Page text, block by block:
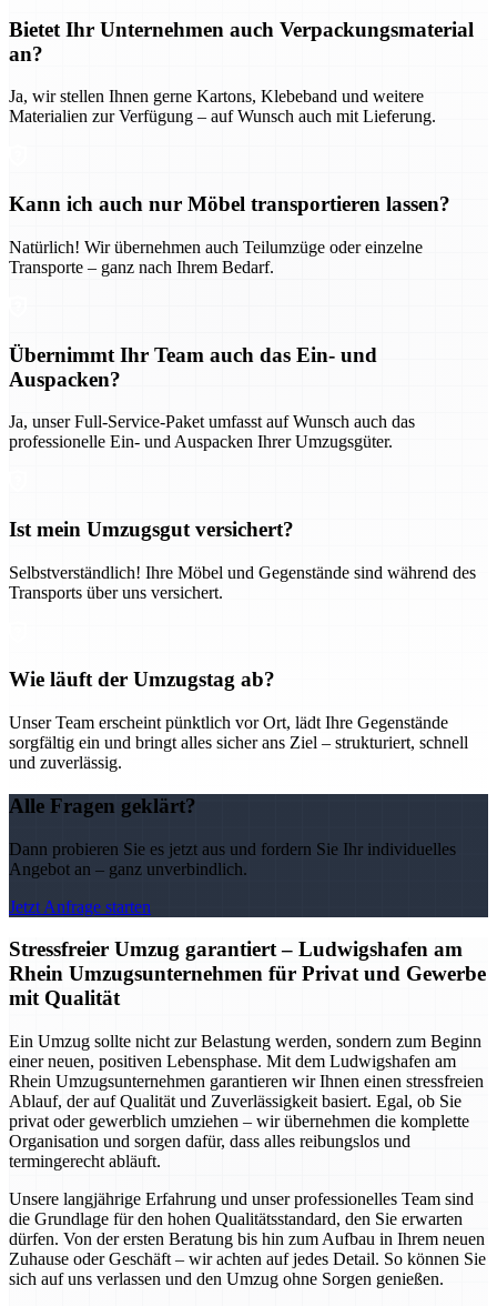
Bietet Ihr Unternehmen auch Verpackungsmaterial
an?
Ja, wir stellen Ihnen gerne Kartons, Klebeband und weitere
Materialien zur Verfügung – auf Wunsch auch mit Lieferung.
Kann ich auch nur Möbel transportieren lassen?
Natürlich! Wir übernehmen auch Teilumzüge oder einzelne
Transporte – ganz nach Ihrem Bedarf.
Übernimmt Ihr Team auch das Ein- und
Auspacken?
Ja, unser Full-Service-Paket umfasst auf Wunsch auch das
professionelle Ein- und Auspacken Ihrer Umzugsgüter.
Ist mein Umzugsgut versichert?
Selbstverständlich! Ihre Möbel und Gegenstände sind während des
Transports über uns versichert.
Wie läuft der Umzugstag ab?
Unser Team erscheint pünktlich vor Ort, lädt Ihre Gegenstände
sorgfältig ein und bringt alles sicher ans Ziel – strukturiert, schnell
und zuverlässig.
Alle Fragen geklärt?
Dann probieren Sie es jetzt aus und fordern Sie Ihr individuelles
Angebot an – ganz unverbindlich.
Jetzt Anfrage starten
Stressfreier Umzug garantiert – Ludwigshafen am
Rhein Umzugsunternehmen für Privat und Gewerbe
mit Qualität
Ein Umzug sollte nicht zur Belastung werden, sondern zum Beginn
einer neuen, positiven Lebensphase. Mit dem Ludwigshafen am
Rhein Umzugsunternehmen garantieren wir Ihnen einen stressfreien
Ablauf, der auf Qualität und Zuverlässigkeit basiert. Egal, ob Sie
privat oder gewerblich umziehen – wir übernehmen die komplette
Organisation und sorgen dafür, dass alles reibungslos und
termingerecht abläuft.
Unsere langjährige Erfahrung und unser professionelles Team sind
die Grundlage für den hohen Qualitätsstandard, den Sie erwarten
dürfen. Von der ersten Beratung bis hin zum Aufbau in Ihrem neuen
Zuhause oder Geschäft – wir achten auf jedes Detail. So können Sie
sich auf uns verlassen und den Umzug ohne Sorgen genießen.